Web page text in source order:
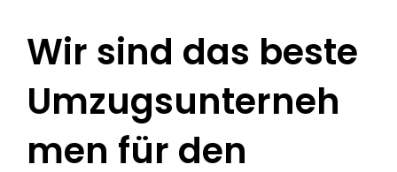
Wir sind das beste
Umzugsunterneh
men für den